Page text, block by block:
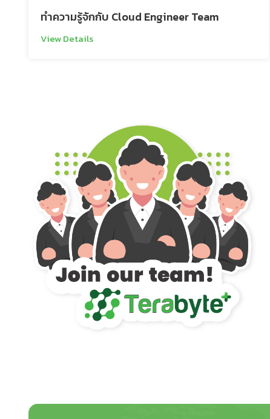
ทำความรู้จักกับ Cloud Engineer Team
View Details